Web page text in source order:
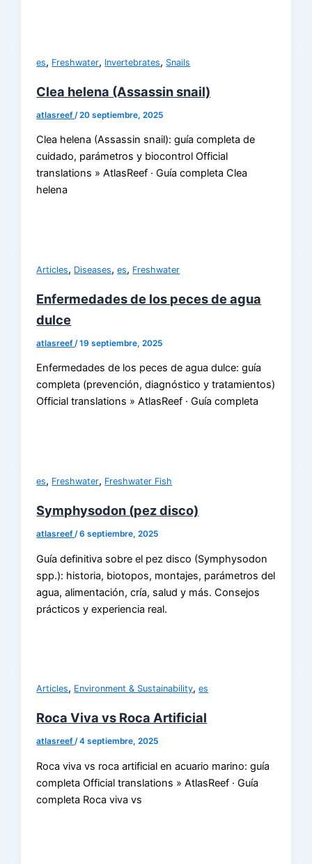
es, Freshwater, Invertebrates, Snails
Clea helena (Assassin snail)
atlasreef /20 septiembre, 2025
Clea helena (Assassin snail): guía completa de
cuidado, parámetros y biocontrol Official
translations » AtlasReef · Guía completa Clea
helena
Articles, Diseases,es, Freshwater
Enfermedades de los peces de agua
dulce
atlasreef/19 septiembre, 2025
Enfermedades de los peces de agua dulce: guía
completa (prevención, diagnóstico y tratamientos)
Official translations » AtlasReef · Guía completa
es, Freshwater, Freshwater Fish
Symphysodon (pez disco)
atlasreef/6 septiembre, 2025
Guía definitiva sobre el pez disco (Symphysodon
spp.): historia, biotopos, montajes, parámetros del
agua, alimentación, cría, salud y más. Consejos
prácticos y experiencia real.
Articles, Environment & Sustainability,es
Roca Viva vs Roca Artificial
atlasreef/4 septiembre, 2025
Roca viva vs roca artificial en acuario marino: guía
completa Official translations » AtlasReef · Guía
completa Roca viva vs